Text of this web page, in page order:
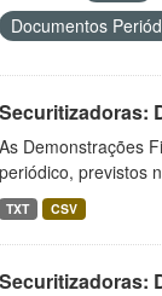
Documentos
Securitizadoras:
As Demonstrações
periódico, previstos
TXT CSV
Securitizadoras: